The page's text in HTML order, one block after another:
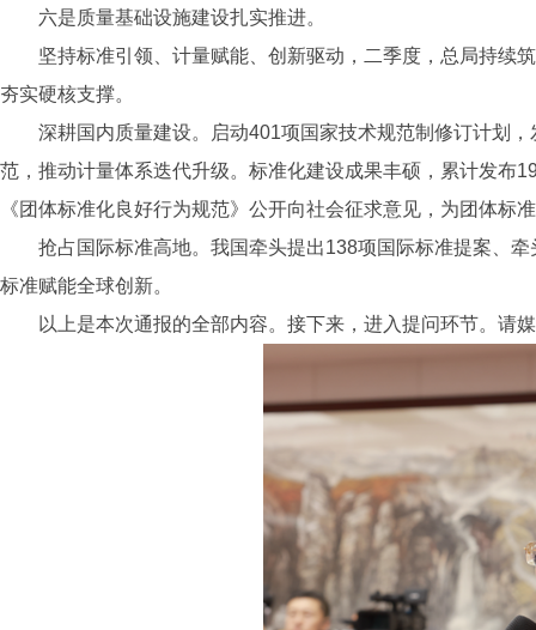
六是质量基础设施建设扎实推进。
坚持标准引领、计量赋能、创新驱动，二季度，总局持续
夯实硬核支撑。
深耕国内质量建设。启动401项国家技术规范制修订计划
范，推动计量体系迭代升级。标准化建设成果丰硕，累计发布
《团体标准化良好行为规范》公开向社会征求意见，为团体标
抢占国际标准高地。我国牵头提出138项国际标准提案、
标准赋能全球创新。
以上是本次通报的全部内容。接下来，进入提问环节。请